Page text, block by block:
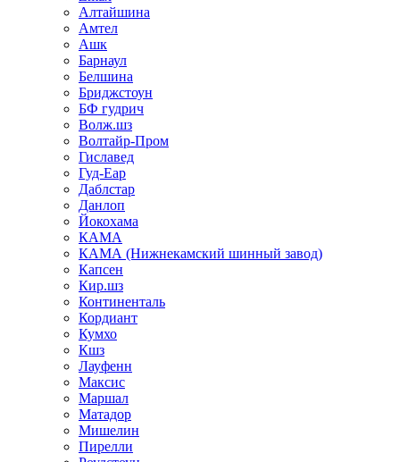
Алтайшина
Амтел
Ашк
Барнаул
Белшина
Бриджстоун
БФ гудрич
Волж.шз
Волтайр-Пром
Гиславед
Гуд-Еар
Даблстар
Данлоп
Йокохама
КАМА
КАМА (Нижнекамский шинный завод)
Капсен
Кир.шз
Континенталь
Кордиант
Кумхо
Кшз
Лауфенн
Максис
Маршал
Матадор
Мишелин
Пирелли